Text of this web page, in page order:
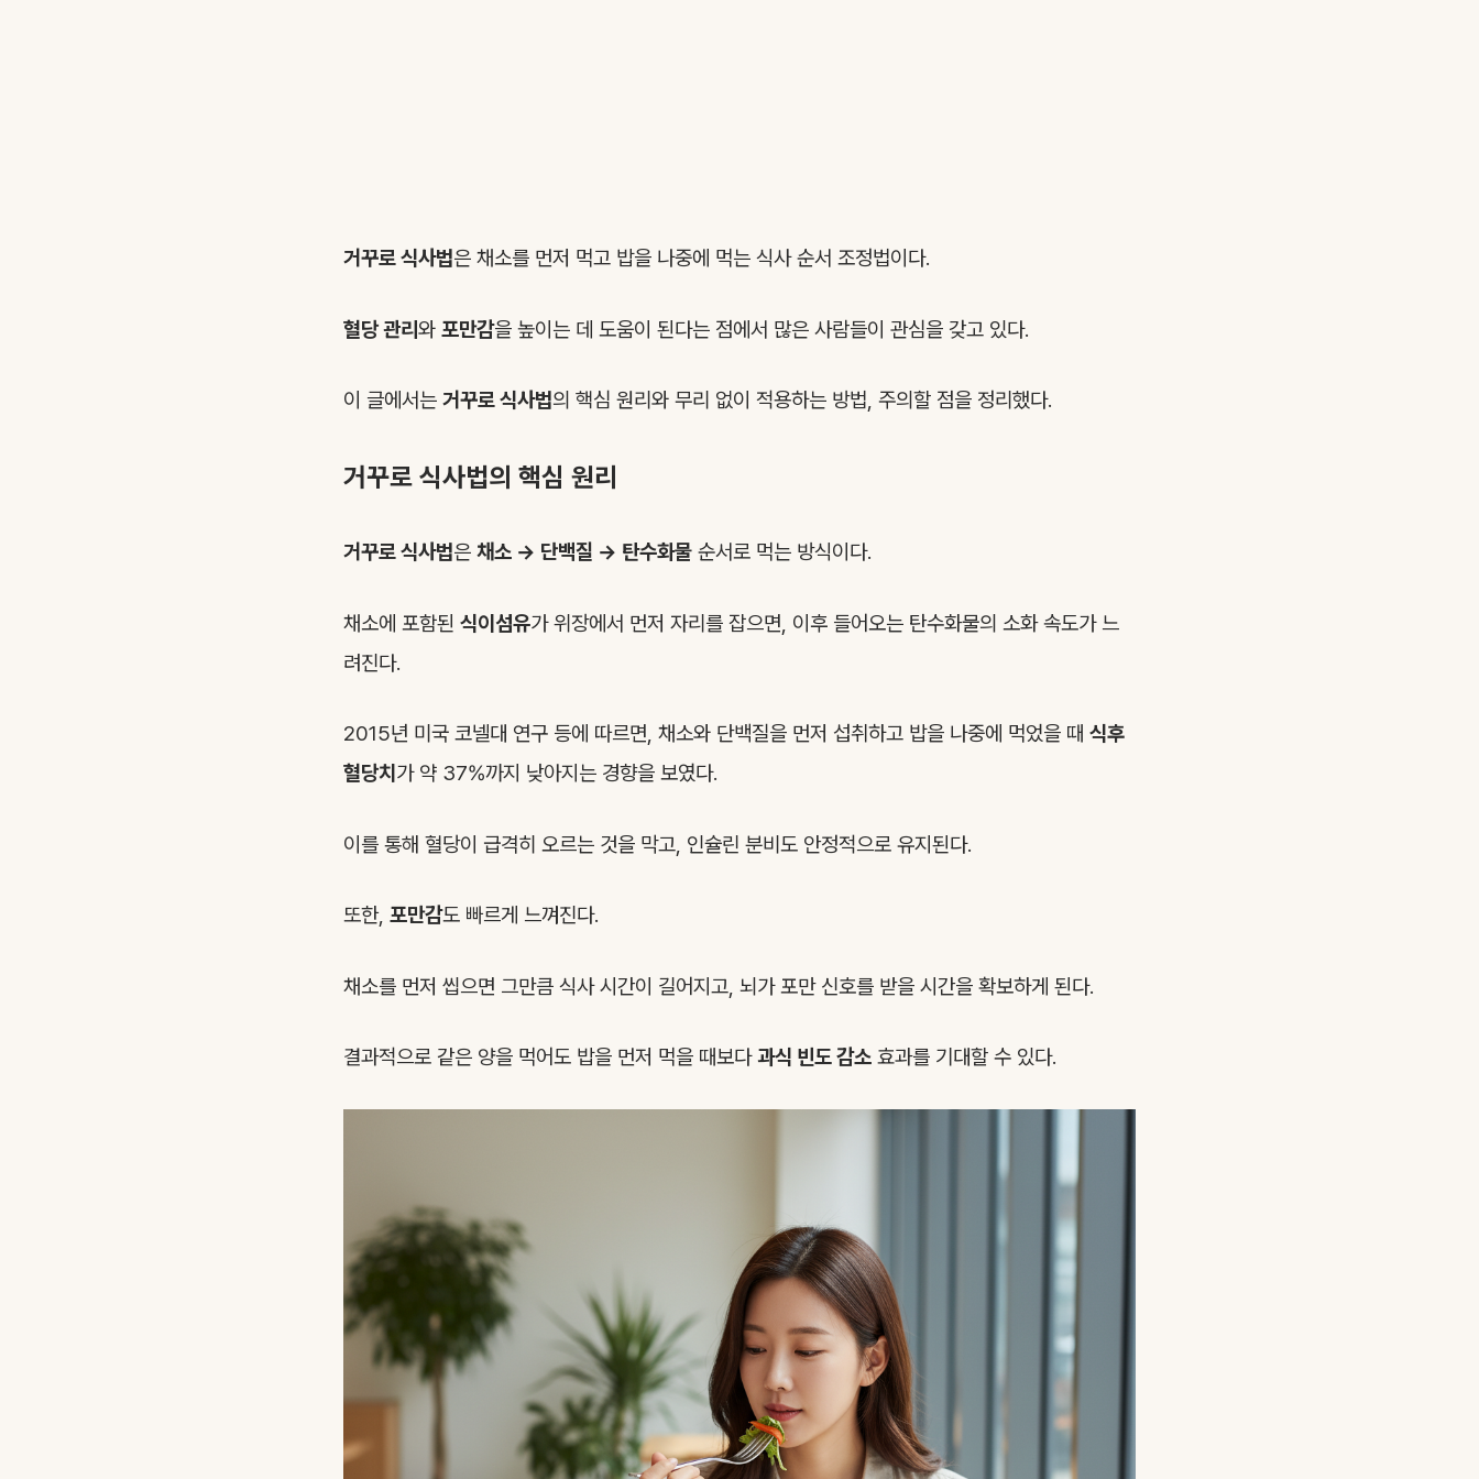
거꾸로 식사법은 채소를 먼저 먹고 밥을 나중에 먹는 식사 순서 조정법이다.
혈당 관리와 포만감을 높이는 데 도움이 된다는 점에서 많은 사람들이 관심을 갖고 있다.
이 글에서는 거꾸로 식사법의 핵심 원리와 무리 없이 적용하는 방법, 주의할 점을 정리했다.
거꾸로 식사법의 핵심 원리
거꾸로 식사법은 채소 → 단백질 → 탄수화물 순서로 먹는 방식이다.
채소에 포함된 식이섬유가 위장에서 먼저 자리를 잡으면, 이후 들어오는 탄수화물의 소화 속도가 느
려진다.
2015년 미국 코넬대 연구 등에 따르면, 채소와 단백질을 먼저 섭취하고 밥을 나중에 먹었을 때 식후
혈당치 가 약 37%까지 낮아지는 경향을 보였다.
이를 통해 혈당이 급격히 오르는 것을 막고, 인슐린 분비도 안정적으로 유지된다.
또한, 포만감도 빠르게 느껴진다.
채소를 먼저 씹으면 그만큼 식사 시간이 길어지고, 뇌가 포만 신호를 받을 시간을 확보하게 된다.
결과적으로 같은 양을 먹어도 밥을 먼저 먹을 때보다과식 빈도 감소 효과를 기대할 수 있다.